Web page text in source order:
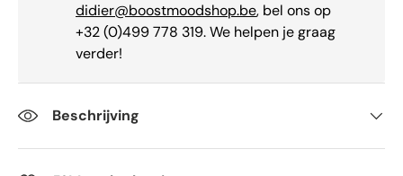
didier@boostmoodshop.be, bel ons op
+32 (0)499 778 319. We helpen je graag
verder!
Beschrijving